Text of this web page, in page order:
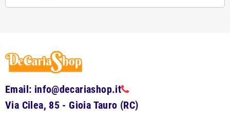
Email: info@decariashop.it
Via Cilea, 85 - Gioia Tauro (RC)